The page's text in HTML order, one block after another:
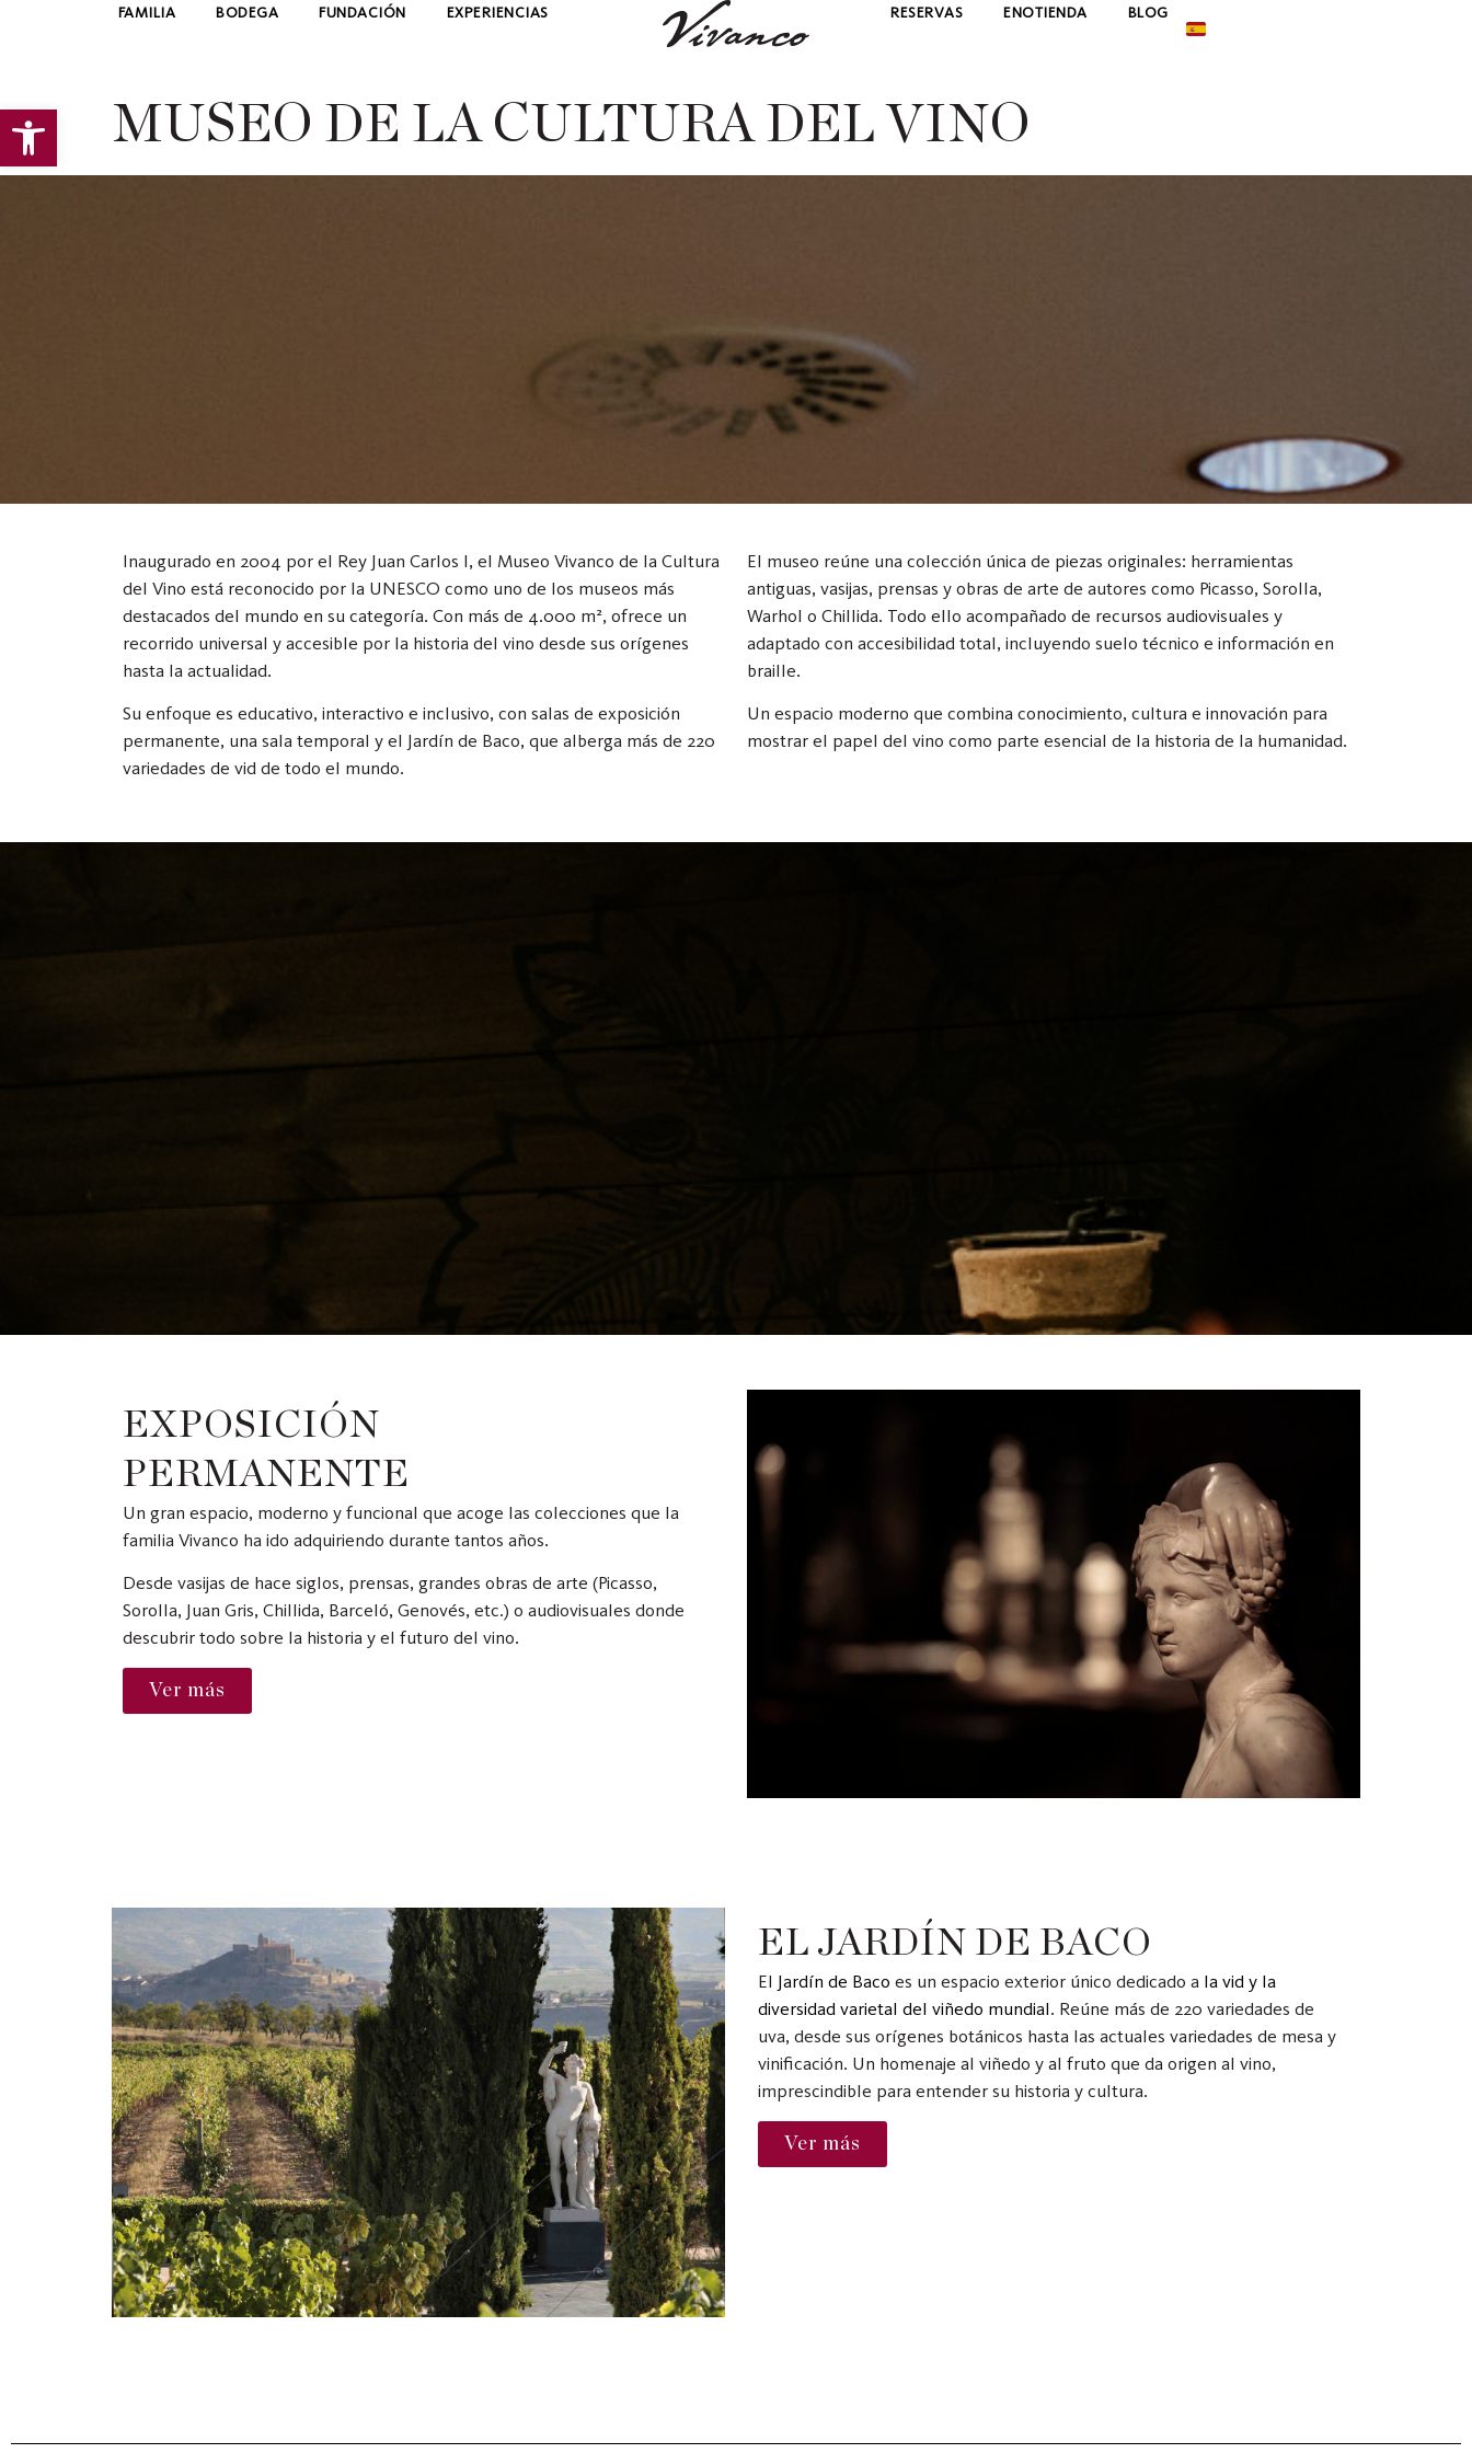
Abrir barra de herramientas
FAMILIA BODEGA FUNDACIÓN EXPERIENCIAS RESERVAS ENOTIENDA BLOG
MUSEO DE LA CULTURA DEL VINO
Inaugurado en 2004 por el Rey Juan Carlos I, el Museo Vivanco de la Cultura
del Vino está reconocido por la UNESCO como uno de los museos más
destacados del mundo en su categoría. Con más de 4.000 m², ofrece un
recorrido universal y accesible por la historia del vino desde sus orígenes
hasta la actualidad.
Su enfoque es educativo, interactivo e inclusivo, con salas de exposición
permanente, una sala temporal y el Jardín de Baco, que alberga más de 220
variedades de vid de todo el mundo.
El museo reúne una colección única de piezas originales: herramientas
antiguas, vasijas, prensas y obras de arte de autores como Picasso, Sorolla,
Warhol o Chillida. Todo ello acompañado de recursos audiovisuales y
adaptado con accesibilidad total, incluyendo suelo técnico e información en
braille.
Un espacio moderno que combina conocimiento, cultura e innovación para
mostrar el papel del vino como parte esencial de la historia de la humanidad.
EXPOSICIÓN
PERMANENTE
Un gran espacio, moderno y funcional que acoge las colecciones que la
familia Vivanco ha ido adquiriendo durante tantos años.
Desde vasijas de hace siglos, prensas, grandes obras de arte (Picasso,
Sorolla, Juan Gris, Chillida, Barceló, Genovés, etc.) o audiovisuales donde
descubrir todo sobre la historia y el futuro del vino.
Ver más
EL JARDÍN DE BACO
El Jardín de Baco es un espacio exterior único dedicado a la vid y la
diversidad varietal del viñedo mundial. Reúne más de 220 variedades de
uva, desde sus orígenes botánicos hasta las actuales variedades de mesa y
vinificación. Un homenaje al viñedo y al fruto que da origen al vino,
imprescindible para entender su historia y cultura.
Ver más